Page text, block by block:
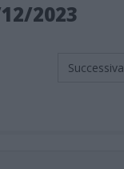
2023
Successiva